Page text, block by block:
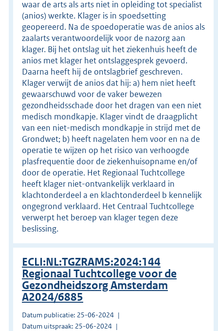
waar de arts als arts niet in opleiding tot specialist
(anios) werkte. Klager is in spoedsetting
geopereerd. Na de spoedoperatie was de anios als
zaalarts verantwoordelijk voor de nazorg aan
klager. Bij het ontslag uit het ziekenhuis heeft de
anios met klager het ontslaggesprek gevoerd.
Daarna heeft hij de ontslagbrief geschreven.
Klager verwijt de anios dat hij: a) hem niet heeft
gewaarschuwd voor de vaker bewezen
gezondheidsschade door het dragen van een niet
medisch mondkapje. Klager vindt de draagplicht
van een niet-medisch mondkapje in strijd met de
Grondwet; b) heeft nagelaten hem voor en na de
operatie te wijzen op het risico van verhoogde
plasfrequentie door de ziekenhuisopname en/of
door de operatie. Het Regionaal Tuchtcollege
heeft klager niet-ontvankelijk verklaard in
klachtonderdeel a en klachtonderdeel b kennelijk
ongegrond verklaard. Het Centraal Tuchtcollege
verwerpt het beroep van klager tegen deze
beslissing.
ECLI:NL:TGZRAMS:2024:144
Regionaal Tuchtcollege voor de
Gezondheidszorg Amsterdam
A2024/6885
Datum publicatie: 25-06-2024
Datum uitspraak: 25-06-2024